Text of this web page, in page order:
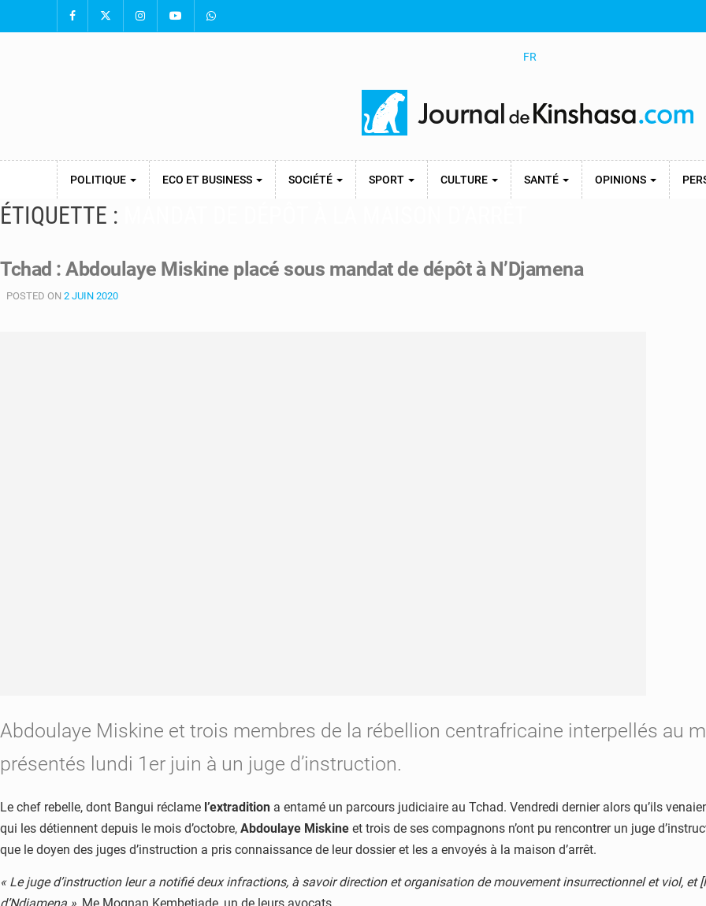
FR
POLITIQUE ECO ET BUSINESS SOCIÉTÉ SPORT CULTURE SANTÉ OPINIONS
ÉTIQUETTE :
Tchad : Abdoulaye Miskine placé sous mandat de dépôt à N’Djamena
POSTED ON 2 JUIN 2020
Abdoulaye Miskine et trois membres de la rébellion centrafricaine interpellés au
présentés lundi 1er juin à un juge d’instruction.
Le chef rebelle, dont Bangui réclame l’extradition a entamé un parcours judiciaire au Tchad. Vendredi dernier alors qu’ils
qui les détiennent depuis le mois d’octobre, Abdoulaye Miskine et trois de ses compagnons n’ont pu rencontrer un juge
que le doyen des juges d’instruction a pris connaissance de leur dossier et les a envoyés à la maison d’arrêt.
« Le juge d’instruction leur a notifié deux infractions, à savoir direction et organisation de mouvement insurrectionnel et viol, et